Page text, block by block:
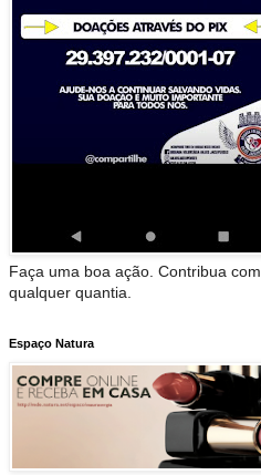
Faça uma boa ação. Contribua com
qualquer quantia.
Espaço Natura